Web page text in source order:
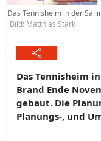
Das Tennisheim in der
Bild: Matthias Stark
Das Tennisheim
Brand Ende
gebaut. Die
Planungs-, und